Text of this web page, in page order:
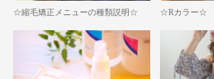
☆縮毛矯正メニューの種類説明☆ ☆Rカラー☆